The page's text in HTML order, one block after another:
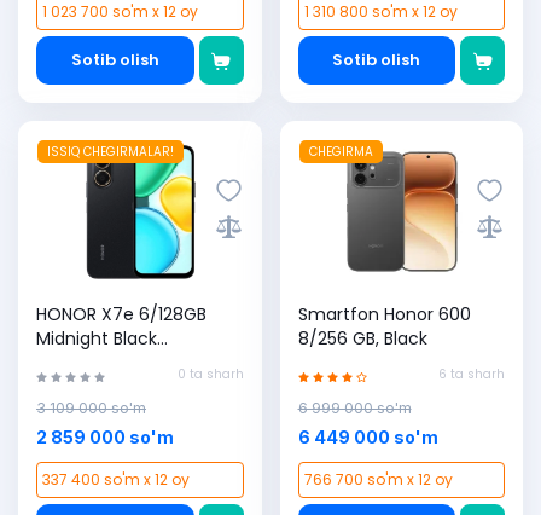
1 023 700 so'm x 12 oy
Sotib olish
1 310 800 so'm x 12 oy
Sotib olish
ISSIQ CHEGIRMALAR!
HONOR X7e 6/128GB
Midnight Black
0 ta sharh
3 109 000 so'm
2 859 000 so'm
337 400 so'm x 12 oy
CHEGIRMA
Smartfon Honor 600
8/256 GB, Black
6 ta sharh
6 999 000 so'm
6 449 000 so'm
766 700 so'm x 12 oy